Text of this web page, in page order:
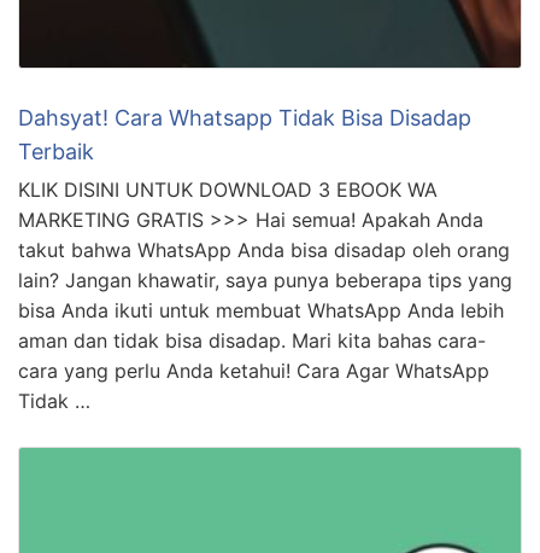
Dahsyat! Cara Whatsapp Tidak Bisa Disadap
Terbaik
KLIK DISINI UNTUK DOWNLOAD 3 EBOOK WA
MARKETING GRATIS >>> Hai semua! Apakah Anda
takut bahwa WhatsApp Anda bisa disadap oleh orang
lain? Jangan khawatir, saya punya beberapa tips yang
bisa Anda ikuti untuk membuat WhatsApp Anda lebih
aman dan tidak bisa disadap. Mari kita bahas cara-
cara yang perlu Anda ketahui! Cara Agar WhatsApp
Tidak …